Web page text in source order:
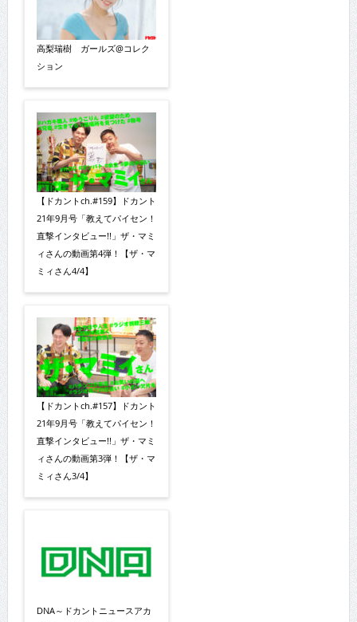
高梨瑞樹 ガールズ@コレク
ション
【ドカントch.#159】ドカント
21年9月号「教えてパイセン！
直撃インタビュー!!」ザ・マミ
ィさんの動画第4弾！【ザ・マ
ミィさん4/4】
【ドカントch.#157】ドカント
21年9月号「教えてパイセン！
直撃インタビュー!!」ザ・マミ
ィさんの動画第3弾！【ザ・マ
ミィさん3/4】
DNA～ドカントニュースアカ